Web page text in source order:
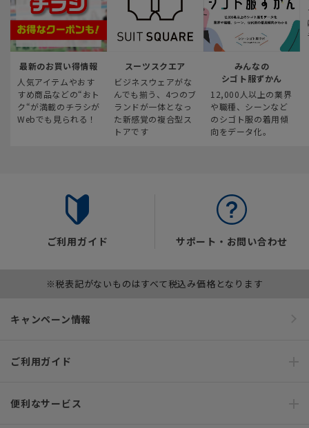
最新のお買い得情報
人気アイテムやおす
すめ商品などの“おト
ク“が満載のチラシが
Webでも見られる！
スーツスクエア
ビジネスウェアがな
んでも揃う、4つのブ
ランドが一体となっ
た新感覚の複合型ス
トアです
みんなの
シゴト服ずかん
12,000人以上の業界
や職種、シーンなど
のシゴト服の着用傾
向をデータ化。
ご利用ガイド サポート・お問い合わせ
※税表記がないものはすべて税込み価格となります
キャンペーン情報
ご利用ガイド
便利なサービス